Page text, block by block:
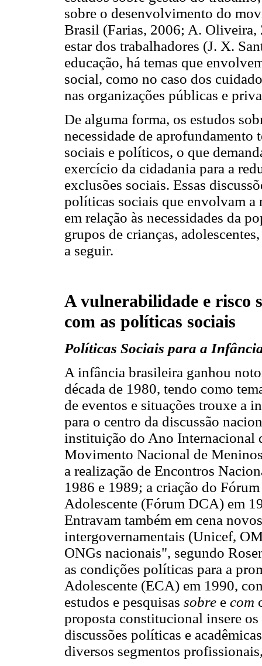
sobre o desenvolvimento do
Brasil (Farias, 2006; A. Oliveira,
estar dos trabalhadores (J. X.
educação, há temas que
social, como no caso dos
nas organizações públicas e
De alguma forma, os estudos
necessidade de
sociais e políticos, o que
exercício da cidadania para a
exclusões sociais. Essas
políticas sociais que envolvam a
em relação às necessidades da
grupos de crianças,
a seguir.
A vulnerabilidade e risco
com as políticas sociais
Políticas Sociais para a
A infância brasileira ganhou
década de 1980, tendo como
de eventos e situações trouxe a
para o centro da discussão
instituição do Ano Internacional
Movimento Nacional de
a realização de Encontros
1986 e 1989; a criação do
Adolescente (Fórum DCA) em
Entravam também em cena
intergovernamentais (Unicef,
ONGs nacionais", segundo
as condições políticas para a
Adolescente (ECA) em 1990,
estudos e pesquisas sobre e com
proposta constitucional insere
discussões políticas e
diversos segmentos